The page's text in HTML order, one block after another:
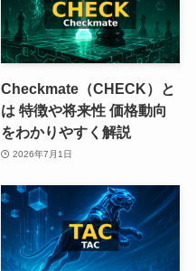
Checkmate（CHECK）と
は 特徴や将来性 価格動向
をわかりやすく解説
2026年7月1日